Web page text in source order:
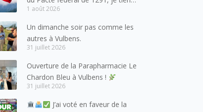
à adresser mes meilleures
salutations à nos voisins et amis
suisses, et plus particulièrement
aux habitants du bassin genevois
lesquels la Haute-Savoie
entretient des liens étroits et
quotidiens.
1 août 2026
Un dimanche soir pas comme les
autres à Vulbens.
31 juillet 2026
Ouverture de la Parapharmacie Le
Chardon Bleu à Vulbens !
31 juillet 2026
J’ai voté en faveur de la